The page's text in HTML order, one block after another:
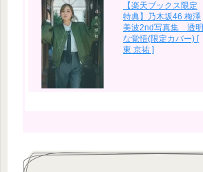
【楽天ブックス限定
特典】乃木坂46 梅澤
美波2nd写真集 透明
な覚悟(限定カバー) [
東 京祐 ]